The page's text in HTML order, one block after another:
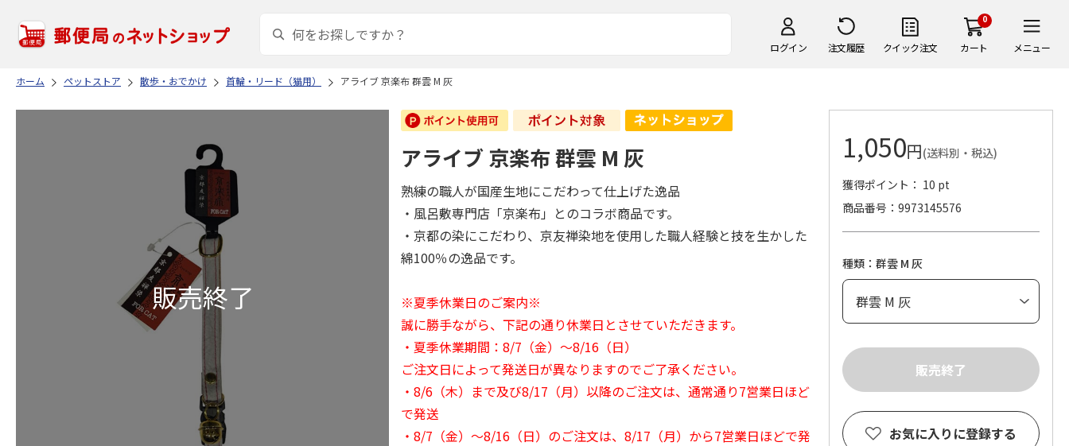
ログイン 注文履歴 クイック注文
0
カート メニュー
ホーム ペットストア 散歩・おでかけ 首輪・リード（猫用） アライブ 京楽布 群雲 M 灰
アライブ 京楽布 群雲 M 灰
熟練の職人が国産生地にこだわって仕上げた逸品
・風呂敷専門店「京楽布」とのコラボ商品です。
・京都の染にこだわり、京友禅染地を使用した職人経験と技を生かした
綿100％の逸品です。
※夏季休業日のご案内※
誠に勝手ながら、下記の通り休業日とさせていただきます。
・夏季休業期間：8/7（金）～8/16（日）
ご注文日によって発送日が異なりますのでご了承ください。
・8/6（木）まで及び8/17（月）以降のご注文は、通常通り7営業日ほど
で発送
・8/7（金）～8/16（日）のご注文は、8/17（月）から7営業日ほどで発
1,050円(送料別・税込)
獲得ポイント： 10 pt
商品番号
9973145576
種類：群雲 M 灰
お気に入りに登録する